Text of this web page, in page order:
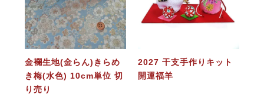
金襴生地(金らん)きらめ
き梅(水色) 10cm単位 切
り売り
2027 干支手作りキット
開運福羊